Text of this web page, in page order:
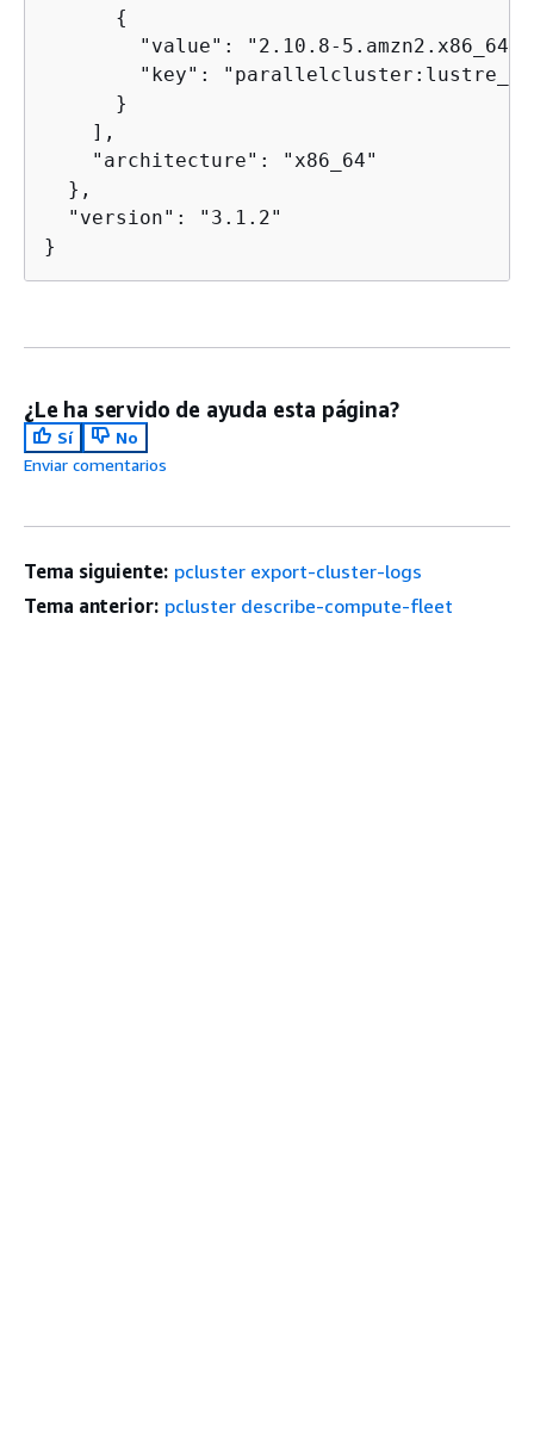
{
        "value": "2.10.8-5.amzn2.x86_64",
"key":
      }
    ],
    "architecture": "x86_64"
  },
  "version": "3.1.2"
}
¿Le ha servido de ayuda esta página?
Sí
No
Enviar comentarios
Tema siguiente: pcluster export-cluster-logs
Tema anterior: pcluster describe-compute-fleet